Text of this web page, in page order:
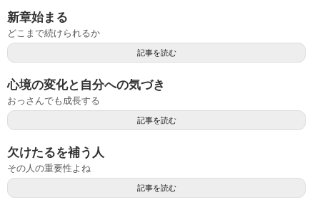
新章始まる
どこまで続けられるか
記事を読む
心境の変化と自分への気づき
おっさんでも成長する
記事を読む
欠けたるを補う人
その人の重要性よね
記事を読む